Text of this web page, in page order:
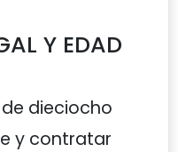
Y EDAD
dieciocho
y contratar